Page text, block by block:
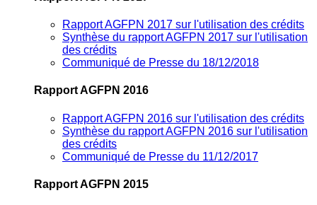
Rapport AGFPN 2017 sur l'utilisation des crédits
Synthèse du rapport AGFPN 2017 sur l'utilisation
des crédits
Communiqué de Presse du 18/12/2018
Rapport AGFPN 2016
Rapport AGFPN 2016 sur l'utilisation des crédits
Synthèse du rapport AGFPN 2016 sur l'utilisation
des crédits
Communiqué de Presse du 11/12/2017
Rapport AGFPN 2015